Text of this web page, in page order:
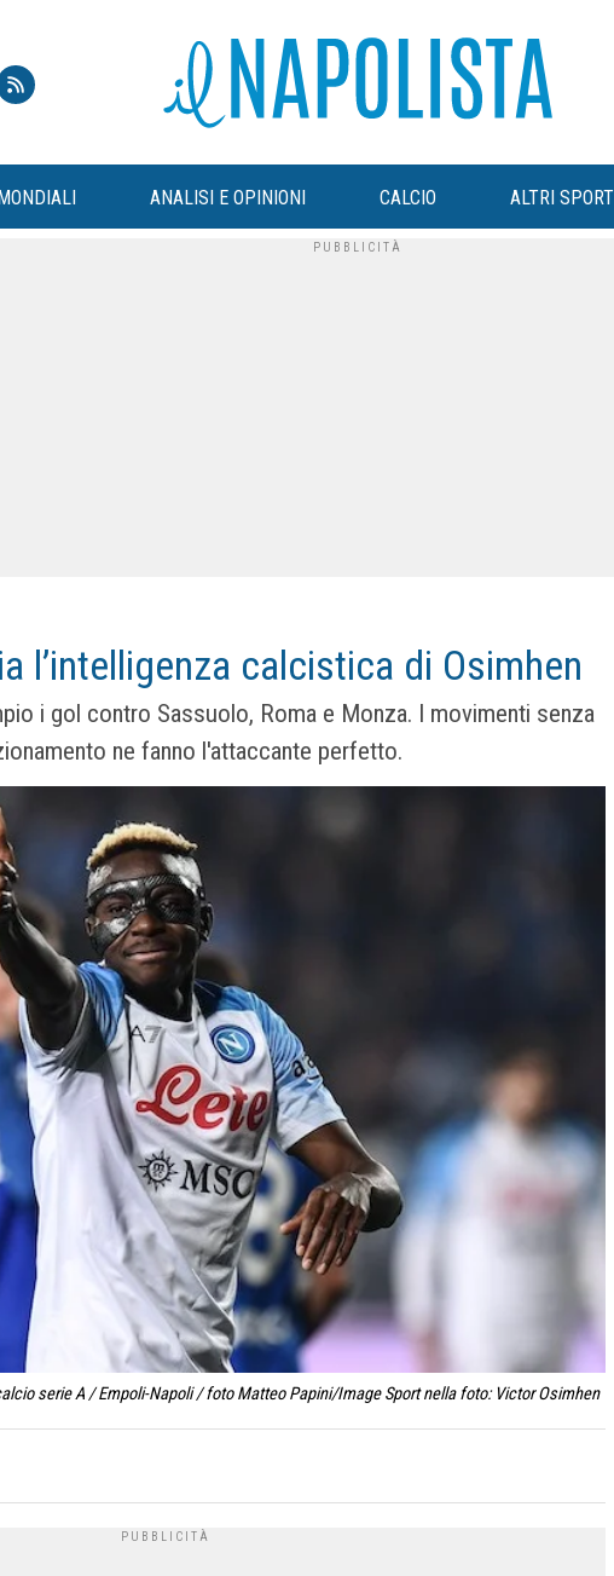
ANALISI E OPINIONI CALCIO ALTRI SPORT
l’intelligenza calcistica di Osimhen
i gol contro Sassuolo, Roma e Monza. I movimenti senza
ne fanno l'attaccante perfetto.
serie A / Empoli-Napoli / foto Matteo Papini/Image Sport nella foto: Victor Osimhen